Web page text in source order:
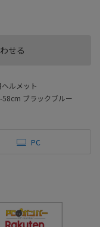
せる
ルメット
58cm ブラックブルー
PC